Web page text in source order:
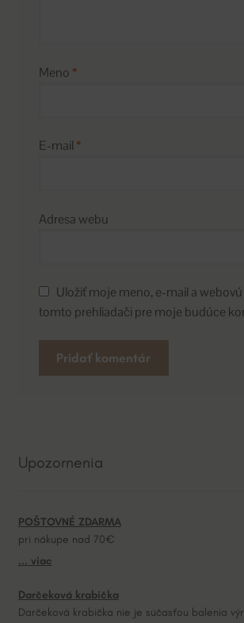
Meno *
E-mail *
Adresa webu
Uložiť moje meno, e-mail a
tomto prehliadači pre moje budúce
r
t
i
v
:
Upozornenia
POŠTOVNÉ ZDARMA
pri nákupe nad 70€
... viac
Darčeková krabička
Darčeková krabička nie je súčasťou balenia